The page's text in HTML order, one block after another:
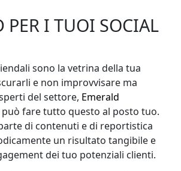
PER I TUOI SOCIAL
sono la vetrina della tua
e non improvvisare ma
del settore, Emerald
può fare tutto questo al posto tuo.
di contenuti e di reportistica
un risultato tangibile e
dei tuo potenziali clienti.